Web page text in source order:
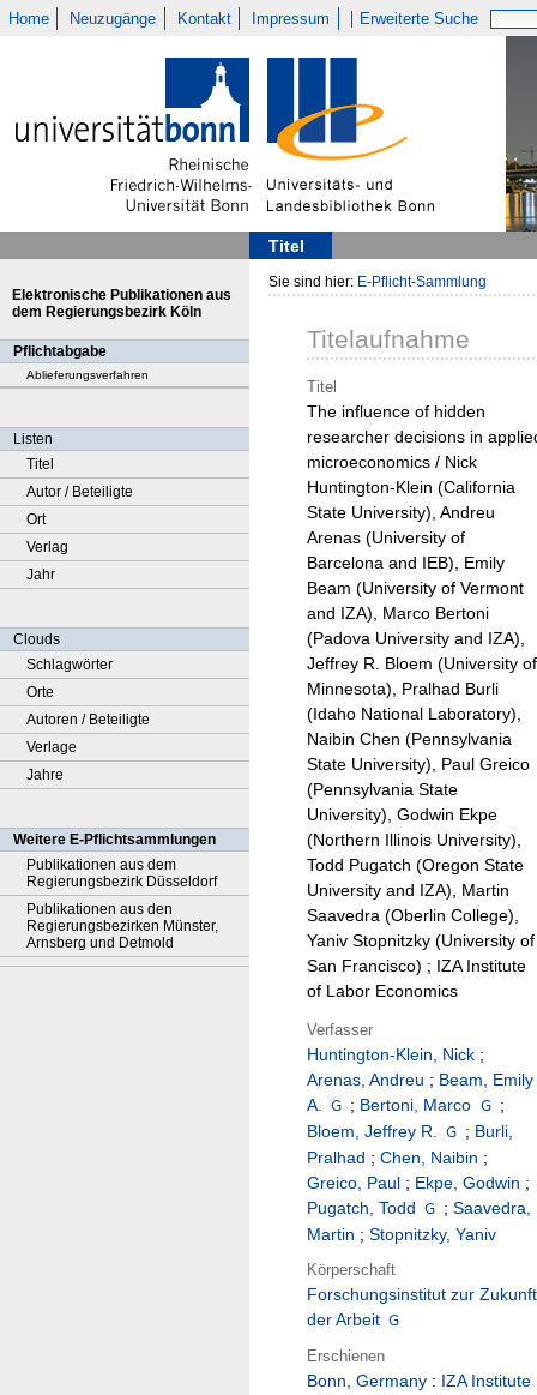
Home Neuzugänge Kontakt Impressum Erweiterte Suche
Titel
Elektronische Publikationen aus
dem Regierungsbezirk Köln
Pflichtabgabe
Ablieferungsverfahren
Listen
Titel
Autor / Beteiligte
Ort
Verlag
Jahr
Clouds
Schlagwörter
Orte
Autoren / Beteiligte
Verlage
Jahre
Weitere E-Pflichtsammlungen
Publikationen aus dem
Regierungsbezirk Düsseldorf
Publikationen aus den
Regierungsbezirken Münster,
Arnsberg und Detmold
Sie sind hier: E-Pflicht-Sammlung
Titelaufnahme
Titel
The influence of hidden
researcher decisions in
microeconomics / Nick
Huntington-Klein (California
State University), Andreu
Arenas (University of
Barcelona and IEB), Emily
Beam (University of Vermont
and IZA), Marco Bertoni
(Padova University and IZA),
Jeffrey R. Bloem (University of
Minnesota), Pralhad Burli
(Idaho National Laboratory),
Naibin Chen (Pennsylvania
State University), Paul Greico
(Pennsylvania State
University), Godwin Ekpe
(Northern Illinois University),
Todd Pugatch (Oregon State
University and IZA), Martin
Saavedra (Oberlin College),
Yaniv Stopnitzky (University of
San Francisco) ; IZA Institute
of Labor Economics
Verfasser
Huntington-Klein, Nick ;
Arenas, Andreu ; Beam, Emily
A.
; Bertoni, Marco
;
Bloem, Jeffrey R.
; Burli,
Pralhad ; Chen, Naibin ;
Greico, Paul ; Ekpe, Godwin ;
Pugatch, Todd
; Saavedra,
Martin ; Stopnitzky, Yaniv
Körperschaft
Forschungsinstitut zur Zukunft
der Arbeit
Erschienen
Bonn, Germany : IZA Institute